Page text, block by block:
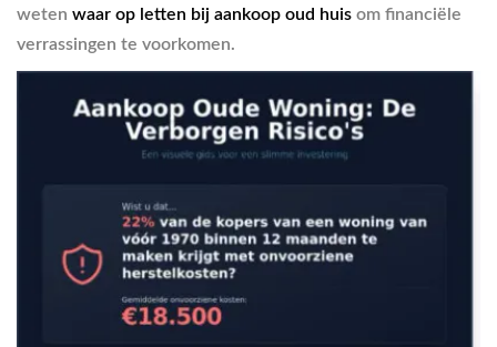
weten waar op letten bij aankoop oud huis om financiële
verrassingen te voorkomen.